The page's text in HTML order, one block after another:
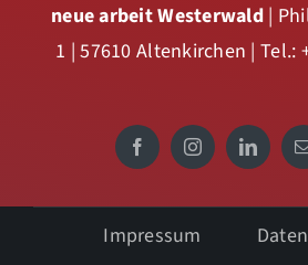
neue arbeit Westerwald |
1 | 57610 Altenkirchen | Tel.:
Impressum